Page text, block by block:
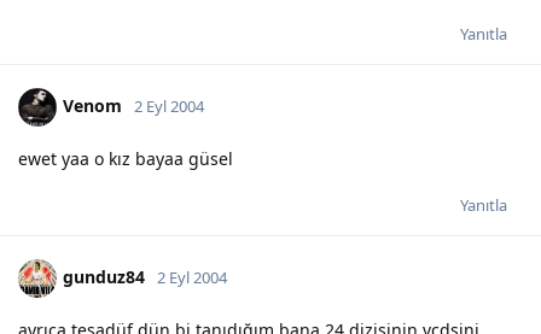
Yanıtla
Venom 2 Eyl 2004
ewet yaa o kız bayaa güsel
Yanıtla
gunduz84 2 Eyl 2004